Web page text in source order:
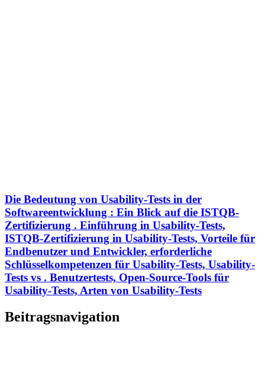
Die Bedeutung von Usability-Tests in der
Softwareentwicklung : Ein Blick auf die ISTQB-
Zertifizierung . Einführung in Usability-Tests,
ISTQB-Zertifizierung in Usability-Tests, Vorteile für
Endbenutzer und Entwickler, erforderliche
Schlüsselkompetenzen für Usability-Tests, Usability-
Tests vs . Benutzertests, Open-Source-Tools für
Usability-Tests, Arten von Usability-Tests
Beitragsnavigation